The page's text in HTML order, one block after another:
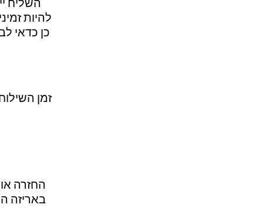
השליח
כן כדאי
זמן
באריזה